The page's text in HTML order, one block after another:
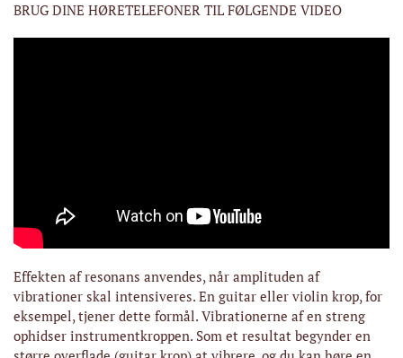
BRUG DINE HØRETELEFONER TIL FØLGENDE VIDEO
Effekten af ​​resonans anvendes, når amplituden af ​​
vibrationer skal intensiveres. En guitar eller violin krop, for
eksempel, tjener dette formål. Vibrationerne af en streng
ophidser instrumentkroppen. Som et resultat begynder en